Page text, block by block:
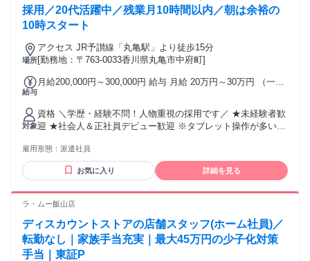
採用／20代活躍中／残業月10時間以内／朝は余裕の
10時スタート
場所
アクセス JR予讃線「丸亀駅」より徒歩15分
[勤務地：〒763-0033香川県丸亀市中府町]
給与
月給200,000円～300,000円 給与 月給 20万円～30万円 （一律
インセンティブあり └最大月20万円の支給実績あり 交通費：
通勤交通費全額支給 ※経験やスキルを考慮のうえ決定しま
す。 ※残業代は別途全額支給します。
対象
資格 ＼学歴・経験不問！人物重視の採用です／ ★未経験者歓
迎 ★社会人＆正社員デビュー歓迎 ※タブレット操作が多いの
と話をするのが好きな方 ・仕事も休みも大事にしたい方 ・学
ぶ姿勢を大切にできる方 ★現在、社員の9割が未経験入社の
20代！ ・飲食店スタッフ ・アパレル店員 ・美容部員 ・イベ
雇用形態： 派遣社員
お気に入り 詳細を見る
ラ・ムー飯山店
ディスカウントストアの店舗スタッフ(ホーム社員)／
転勤なし｜家族手当充実｜最大45万円の少子化対策
手当｜東証P